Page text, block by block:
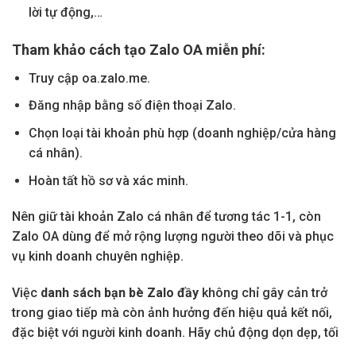
lời tự động,…
Tham khảo cách tạo Zalo OA miễn phí:
Truy cập oa.zalo.me.
Đăng nhập bằng số điện thoại Zalo.
Chọn loại tài khoản phù hợp (doanh nghiệp/cửa hàng
cá nhân).
Hoàn tất hồ sơ và xác minh.
Nên giữ tài khoản Zalo cá nhân để tương tác 1-1, còn
Zalo OA dùng để mở rộng lượng người theo dõi và phục
vụ kinh doanh chuyên nghiệp.
Việc danh sách bạn bè Zalo đầy không chỉ gây cản trở
trong giao tiếp mà còn ảnh hưởng đến hiệu quả kết nối,
đặc biệt với người kinh doanh. Hãy chủ động dọn dẹp, tối